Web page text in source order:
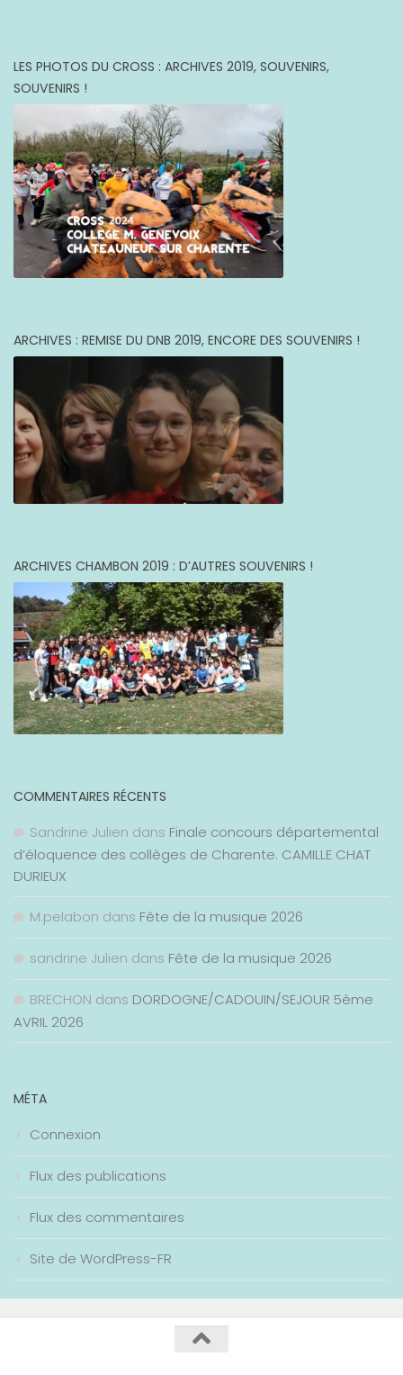
LES PHOTOS DU CROSS : ARCHIVES 2019, SOUVENIRS,
SOUVENIRS !
ARCHIVES : REMISE DU DNB 2019, ENCORE DES SOUVENIRS !
ARCHIVES CHAMBON 2019 : D’AUTRES SOUVENIRS !
COMMENTAIRES RÉCENTS
Sandrine Julien dans Finale concours départemental
d’éloquence des collèges de Charente. CAMILLE CHAT
DURIEUX
M.pelabon dans Fête de la musique 2026
sandrine Julien dans Fête de la musique 2026
BRECHON dans DORDOGNE/CADOUIN/SEJOUR 5ème
AVRIL 2026
MÉTA
Connexion
Flux des publications
Flux des commentaires
Site de WordPress-FR